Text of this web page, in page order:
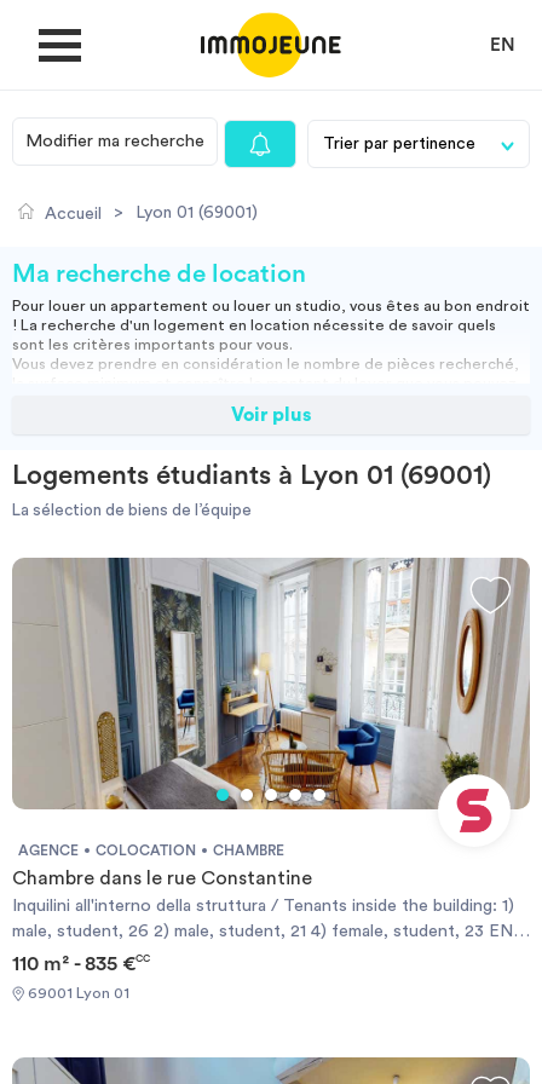
EN
MON COMPTE
Je cherche un logement
Villes
Investir
Modifier ma recherche
Accueil > Lyon 01 (69001)
Ma recherche de location
Pour louer un appartement ou louer un studio, vous êtes au bon endroit
! La recherche d'un logement en location nécessite de savoir quels
sont les critères importants pour vous.
Vous devez prendre en considération le nombre de pièces recherché,
Vous pouvez louer un appartement meublé, ce qui vous permettra
Studio, appartement vide ou meublé, location courte durée :
pour trouver la location qui vous convient.
durée-Location studio
Voir plus
Logements étudiants à Lyon 01 (69001)
La sélection de biens de l’équipe
AGENCE COLOCATION CHAMBRE
Chambre dans le rue Constantine
Inquilini all'interno della struttura / Tenants inside the building: 1)
male, student, 26 2) male, student, 21 4) female, student, 23 EN
Located in the vibrant Hôtel de Ville - Presqu'île, this bright room
offers a comfortable stay in the heart of Lyon with easy access
to shops and transport. Room features include a well-
occupants. The apartment includes modern comforts such as
110 m² - 835 €CC
69001 Lyon 01